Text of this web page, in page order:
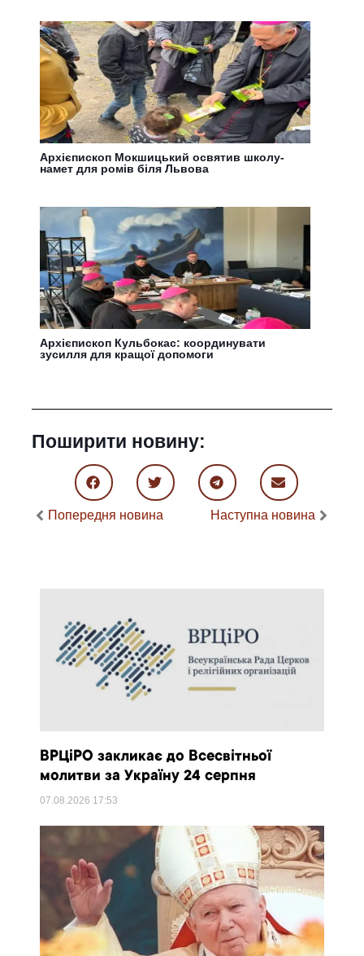
Архієпископ Мокшицький освятив школу-
намет для ромів біля Львова
Архієпископ Кульбокас: координувати
зусилля для кращої допомоги
Поширити новину:
Попередня новина Наступна новина
ВРЦіРО закликає до Всесвітньої
молитви за Україну 24 серпня
07.08.2026 17:53